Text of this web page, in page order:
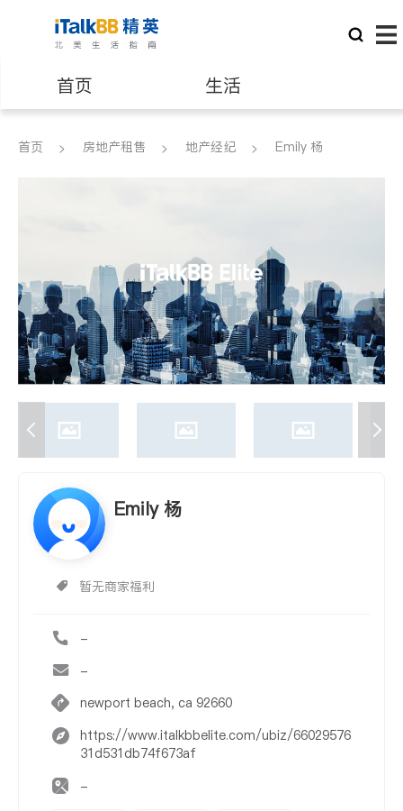
首页 生活
医生 律师
养老 非盈利组织
首页 房地产租售 地产经纪 Emily 杨
Emily 杨
暂无商家福利
-
-
newport beach, ca 92660
https://www.italkbbelite.com/ubiz/66029576
31d531db74f673af
-